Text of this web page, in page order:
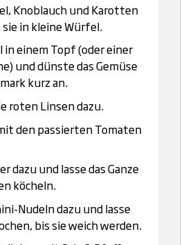
Knoblauch und Karotten
in kleine Würfel.
in einem Topf (oder einer
und dünste das Gemüse
kurz an.
roten Linsen dazu.
den passierten Tomaten
dazu und lasse das Ganze
köcheln.
Nudeln dazu und lasse
bis sie weich werden.